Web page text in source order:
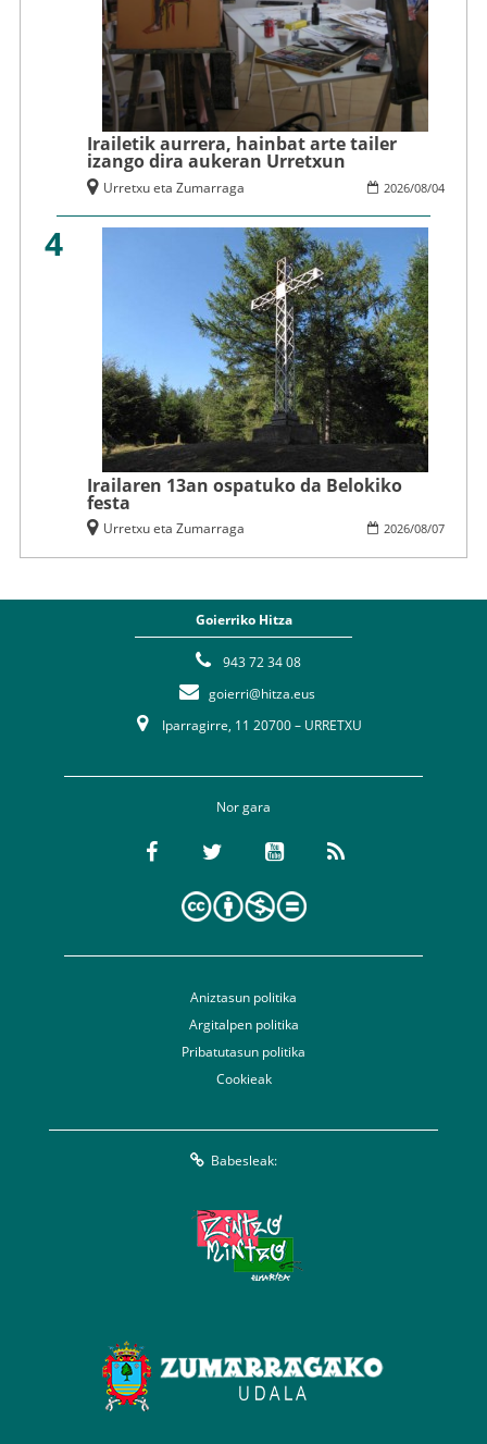
Irailetik aurrera, hainbat arte tailer
izango dira aukeran Urretxun
2026/08/04
Urretxu eta Zumarraga
4
Irailaren 13an ospatuko da Belokiko
festa
2026/08/07
Urretxu eta Zumarraga
Goierriko Hitza
943 72 34 08
goierri@hitza.eus
Iparragirre, 11 20700 – URRETXU
Nor gara
Aniztasun politika
Argitalpen politika
Pribatutasun politika
Cookieak
Babesleak: